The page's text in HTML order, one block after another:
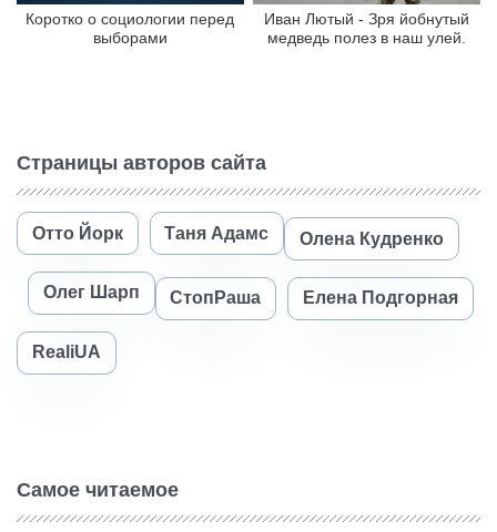
Коротко о социологии перед
выборами
Иван Лютый - Зря йобнутый
медведь полез в наш улей.
Страницы авторов сайта
Отто Йорк Таня Адамс Олена Кудренко
Олег Шарп СтопРаша Елена Подгорная
RealiUA
Самое читаемое